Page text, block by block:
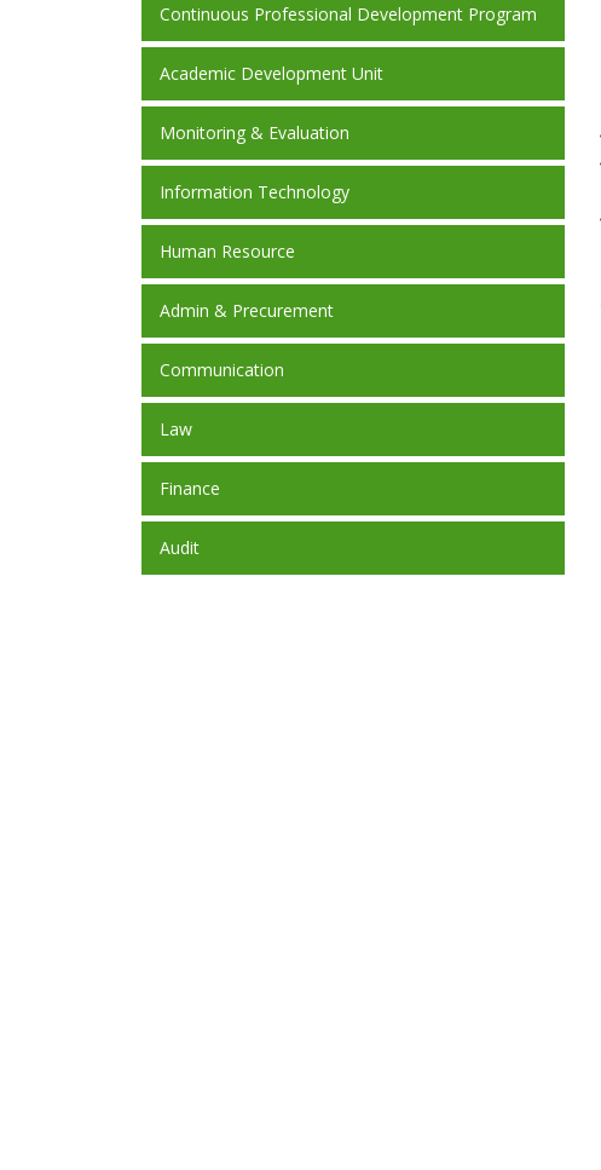
Continuous Professional Development Program
Academic Development Unit
Monitoring & Evaluation
Information Technology
Human Resource
Admin & Precurement
Communication
Law
Finance
Audit